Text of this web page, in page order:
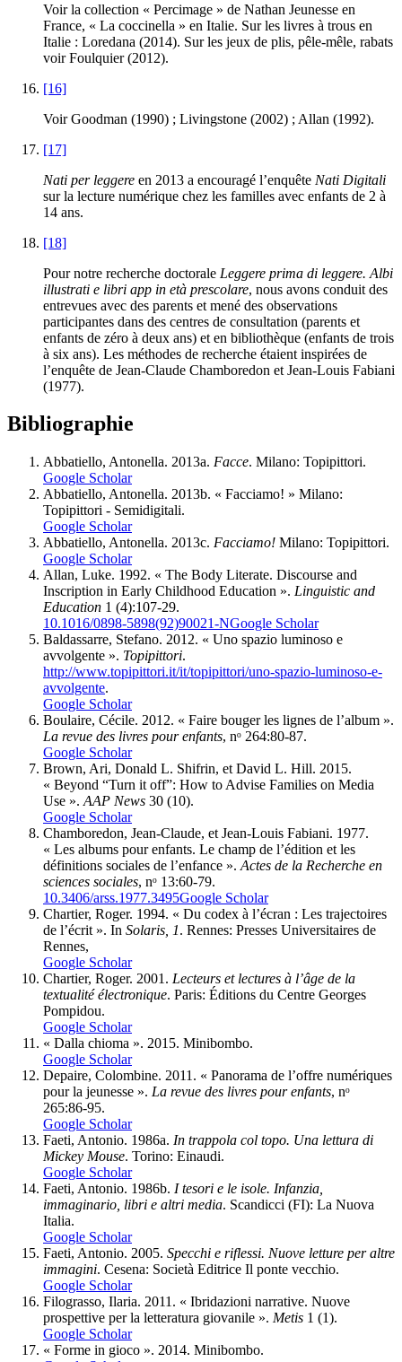
Voir la collection « Percimage » de Nathan Jeunesse en
France, « La coccinella » en Italie. Sur les livres à trous en
Italie : Loredana (2014). Sur les jeux de plis, pêle-mêle, rabats
voir Foulquier (2012).
[16]
Voir Goodman (1990) ; Livingstone (2002) ; Allan (1992).
[17]
Nati per leggere en 2013 a encouragé l’enquête Nati Digitali
sur la lecture numérique chez les familles avec enfants de 2 à
14 ans.
[18]
Pour notre recherche doctorale Leggere prima di leggere. Albi
illustrati e libri app in età prescolare, nous avons conduit des
entrevues avec des parents et mené des observations
participantes dans des centres de consultation (parents et
enfants de zéro à deux ans) et en bibliothèque (enfants de trois
à six ans). Les méthodes de recherche étaient inspirées de
l’enquête de Jean-Claude Chamboredon et Jean-Louis Fabiani
(1977).
Bibliographie
Abbatiello, Antonella. 2013a. Facce. Milano: Topipittori.
Google Scholar
Abbatiello, Antonella. 2013b. « Facciamo! » Milano:
Topipittori - Semidigitali.
Google Scholar
Abbatiello, Antonella. 2013c. Facciamo! Milano: Topipittori.
Google Scholar
Allan, Luke. 1992. « The Body Literate. Discourse and
Inscription in Early Childhood Education ». Linguistic and
Education 1 (4):107‑29.
10.1016/0898-5898(92)90021-NGoogle Scholar
Baldassarre, Stefano. 2012. « Uno spazio luminoso e
avvolgente ». Topipittori.
http://www.topipittori.it/it/topipittori/uno-spazio-luminoso-e-
avvolgente.
Google Scholar
Boulaire, Cécile. 2012. « Faire bouger les lignes de l’album ».
La revue des livres pour enfants, nᵒ 264:80‑87.
Google Scholar
Brown, Ari, Donald L. Shifrin, et David L. Hill. 2015.
« Beyond “Turn it off”: How to Advise Families on Media
Use ». AAP News 30 (10).
Google Scholar
Chamboredon, Jean-Claude, et Jean-Louis Fabiani. 1977.
« Les albums pour enfants. Le champ de l’édition et les
définitions sociales de l’enfance ». Actes de la Recherche en
sciences sociales, nᵒ 13:60‑79.
10.3406/arss.1977.3495Google Scholar
Chartier, Roger. 1994. « Du codex à l’écran : Les trajectoires
de l’écrit ». In Solaris, 1. Rennes: Presses Universitaires de
Rennes,
Google Scholar
Chartier, Roger. 2001. Lecteurs et lectures à l’âge de la
textualité électronique. Paris: Éditions du Centre Georges
Pompidou.
Google Scholar
« Dalla chioma ». 2015. Minibombo.
Google Scholar
Depaire, Colombine. 2011. « Panorama de l’offre numériques
pour la jeunesse ». La revue des livres pour enfants, nᵒ
265:86‑95.
Google Scholar
Faeti, Antonio. 1986a. In trappola col topo. Una lettura di
Mickey Mouse. Torino: Einaudi.
Google Scholar
Faeti, Antonio. 1986b. I tesori e le isole. Infanzia,
immaginario, libri e altri media. Scandicci (FI): La Nuova
Italia.
Google Scholar
Faeti, Antonio. 2005. Specchi e riflessi. Nuove letture per altre
immagini. Cesena: Società Editrice Il ponte vecchio.
Google Scholar
Filograsso, Ilaria. 2011. « Ibridazioni narrative. Nuove
prospettive per la letteratura giovanile ». Metis 1 (1).
Google Scholar
« Forme in gioco ». 2014. Minibombo.